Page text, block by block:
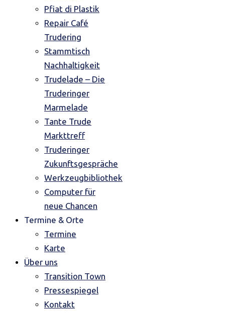
Pfiat di Plastik
Repair Café
Trudering
Stammtisch
Nachhaltigkeit
Trudelade – Die
Truderinger
Marmelade
Tante Trude
Markttreff
Truderinger
Zukunftsgespräche
Werkzeugbibliothek
Computer für
neue Chancen
Termine & Orte
Termine
Karte
Über uns
Transition Town
Pressespiegel
Kontakt